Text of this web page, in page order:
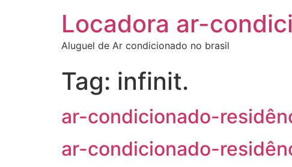
Locadora ar-
Aluguel de Ar condicionado no brasil
Tag: infinit.
ar-condicionado-
ar-condicionado-